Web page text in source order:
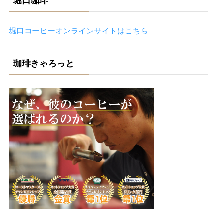
堀口コーヒーオンラインサイトはこちら
珈琲きゃろっと